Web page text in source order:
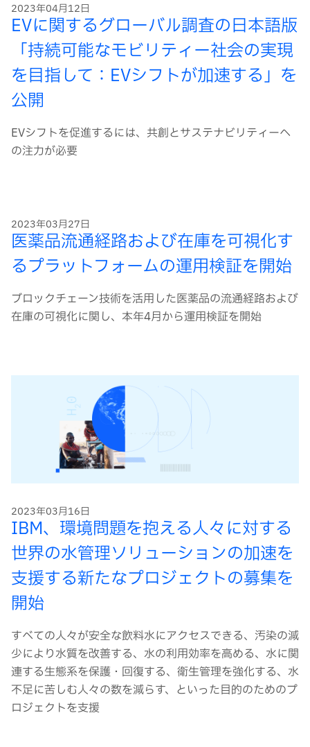
2023年04月12日
EVに関するグローバル調査の日本語版
「持続可能なモビリティー社会の実現
を目指して：EVシフトが加速する」を
公開
EVシフトを促進するには、共創とサステナビリティーへ
の注力が必要
2023年03月27日
医薬品流通経路および在庫を可視化す
るプラットフォームの運用検証を開始
ブロックチェーン技術を活用した医薬品の流通経路および
在庫の可視化に関し、本年4月から運用検証を開始
2023年03月16日
IBM、環境問題を抱える人々に対する
世界の水管理ソリューションの加速を
支援する新たなプロジェクトの募集を
開始
すべての人々が安全な飲料水にアクセスできる、汚染の減
少により水質を改善する、水の利用効率を高める、水に関
連する生態系を保護・回復する、衛生管理を強化する、水
不足に苦しむ人々の数を減らす、といった目的のためのプ
ロジェクトを支援